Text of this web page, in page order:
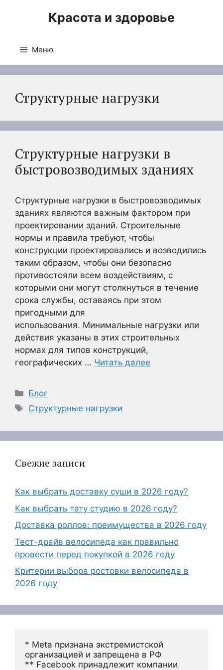
Красота и здоровье
Меню
Структурные нагрузки
Структурные нагрузки в
быстровозводимых зданиях
Структурные нагрузки в быстровозводимых
зданиях являются важным фактором при
проектировании зданий. Строительные
нормы и правила требуют, чтобы
конструкции проектировались и возводились
таким образом, чтобы они безопасно
противостояли всем воздействиям, с
которыми они могут столкнуться в течение
срока службы, оставаясь при этом
пригодными для
использования. Минимальные нагрузки или
действия указаны в этих строительных
нормах для типов конструкций,
географических … Читать далее
Рубрики
Блог
Метки
Структурные нагрузки
Свежие записи
Как выбрать доставку суши в 2026 году?
Как выбрать тату студию в 2026 году?
Доставка роллов: преимущества в 2026 году
Тест-драйв велосипеда как правильно
провести перед покупкой в 2026 году
Критерии выбора ростовки велосипеда в
2026 году
* Meta признана экстремистской
организацией и запрещена в РФ
** Facebook принадлежит компании